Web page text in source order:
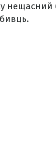
нещасний